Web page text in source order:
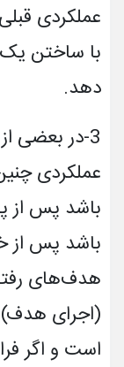
عملکردی
با ساختن یک
دهد.
3- در بعضی
عملکردی
باشد پس از
باشد پس از
هدف‌های
(اجرای هدف)
است و اگر